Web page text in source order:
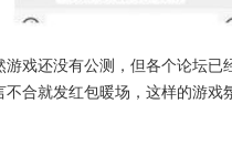
戏还没有公测，但各个论坛已
合就发红包暖场，这样的游戏